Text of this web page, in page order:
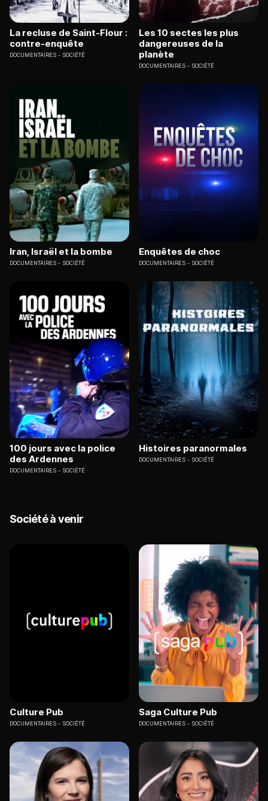
La recluse de Saint-Flour :
contre-enquête
DOCUMENTAIRES SOCIÉTÉ
Les 10 sectes les plus
dangereuses de la
planète
DOCUMENTAIRES SOCIÉTÉ
Iran, Israël et la bombe
DOCUMENTAIRES SOCIÉTÉ
Enquêtes de choc
DOCUMENTAIRES SOCIÉTÉ
100 jours avec la police
des Ardennes
DOCUMENTAIRES SOCIÉTÉ
Histoires paranormales
DOCUMENTAIRES SOCIÉTÉ
Société à venir
Culture Pub
DOCUMENTAIRES SOCIÉTÉ
Saga Culture Pub
DOCUMENTAIRES SOCIÉTÉ